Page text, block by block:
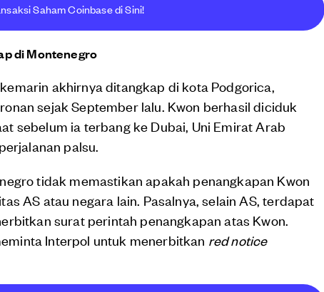
Saham Coinbase di Sini!
di Montenegro
akhirnya ditangkap di kota Podgorica,
sejak September lalu. Kwon berhasil diciduk
sebelum ia terbang ke Dubai, Uni Emirat Arab
palsu.
tidak memastikan apakah penangkapan Kwon
AS atau negara lain. Pasalnya, selain AS, terdapat
surat perintah penangkapan atas Kwon.
Interpol untuk menerbitkan red notice